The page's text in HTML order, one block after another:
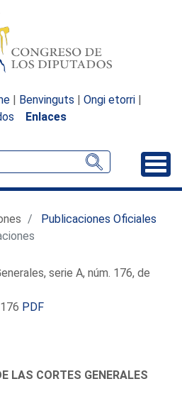
| Benvinguts | Ongi etorri |
Enlaces
Publicaciones Oficiales
serie A, núm. 176, de
PDF
LAS CORTES GENERALES